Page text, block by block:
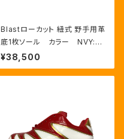
Blastローカット 紐式 野手用革
底1枚ソール カラー NVY:RE
D/HWT
¥38,500